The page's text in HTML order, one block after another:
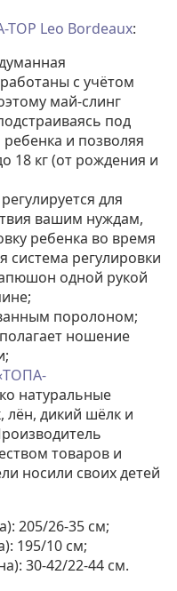
TOP Leo Bordeaux:
с учётом
май-слинг
под
и позволяя
18 кг (от рождения и
для
вашим нуждам,
ребенка во время
система регулировки
одной рукой
поролоном;
ношение
натуральные
лён, дикий шёлк и
товаров и
носили своих детей
205/26-35 см;
195/10 см;
30-42/22-44 см.